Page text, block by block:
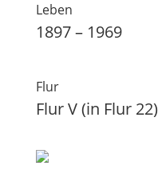
Leben
1897 – 1969
Flur
Flur V (in Flur 22)